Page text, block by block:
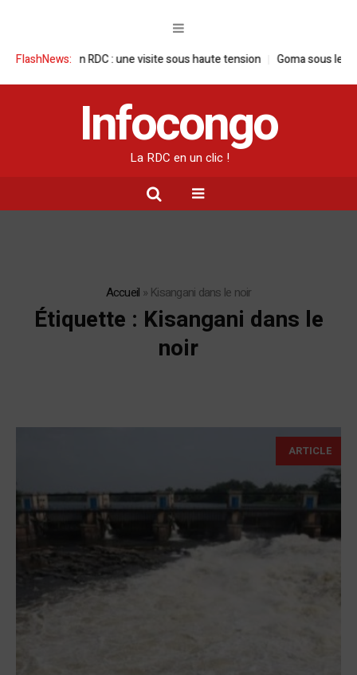
FlashNews:
en RDC : une visite sous haute tension Goma sous le feu : la
Infocongo
La RDC en un clic !
Accueil » Kisangani dans le noir
Étiquette : Kisangani dans le
noir
ARTICLE